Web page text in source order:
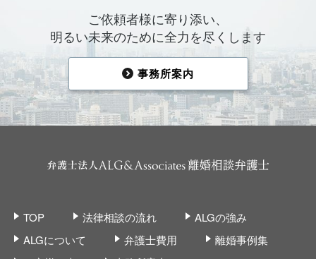
ご依頼者様に寄り添い、
明るい未来のために全力を尽くします
事務所案内
TOP 法律相談の流れ
ALGの強み
ALGについて
弁護士費用
離婚事例集